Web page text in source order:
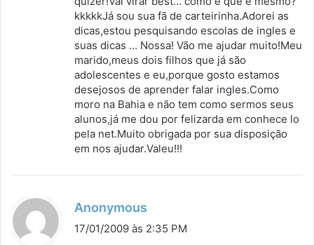
kkkkkJá sou sua fã de carteirinha.Adorei as
dicas,estou pesquisando escolas de ingles e
suas dicas … Nossa! Vão me ajudar muito!Meu
marido,meus dois filhos que já são
adolescentes e eu,porque gosto estamos
desejosos de aprender falar ingles.Como
moro na Bahia e não tem como sermos seus
alunos,já me dou por felizarda em conhece lo
pela net.Muito obrigada por sua disposição
em nos ajudar.Valeu!!!
Anonymous
i
17/01/2009 às 2:35 PM